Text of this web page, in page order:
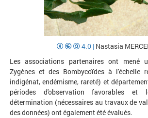
4.0 | Nastasia
Les associations partenaires ont mené
Zygènes et des Bombycoïdes à l'échelle
indigénat, endémisme, rareté) et
périodes d'observation favorables
détermination (nécessaires au travaux de
des données) ont également été évalués.